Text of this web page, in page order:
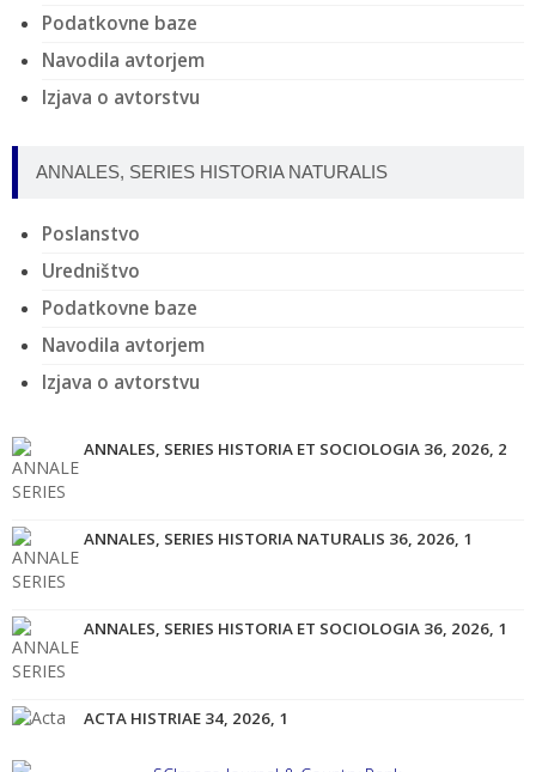
Podatkovne baze
Navodila avtorjem
Izjava o avtorstvu
ANNALES, SERIES HISTORIA NATURALIS
Poslanstvo
Uredništvo
Podatkovne baze
Navodila avtorjem
Izjava o avtorstvu
ANNALES, SERIES HISTORIA ET SOCIOLOGIA 36, 2026, 2
ANNALES, SERIES HISTORIA NATURALIS 36, 2026, 1
ANNALES, SERIES HISTORIA ET SOCIOLOGIA 36, 2026, 1
ACTA HISTRIAE 34, 2026, 1